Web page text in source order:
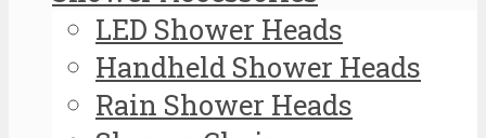
LED Shower Heads
Handheld Shower Heads
Rain Shower Heads